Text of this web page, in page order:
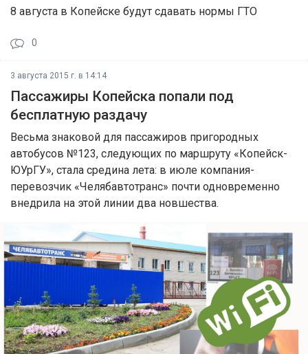
8 августа в Копейске будут сдавать нормы ГТО
0
3 августа 2015 г. в 14:14
Пассажиры Копейска попали под
бесплатную раздачу
Весьма знаковой для пассажиров пригородных
автобусов №123, следующих по маршруту «Копейск-
ЮУрГУ», стала средина лета: в июле компания-
перевозчик «Челябавтотранс» почти одновременно
внедрила на этой линии два новшества.